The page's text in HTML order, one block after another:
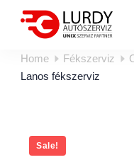
Home Fékszerviz
Lanos fékszerviz
Sale!